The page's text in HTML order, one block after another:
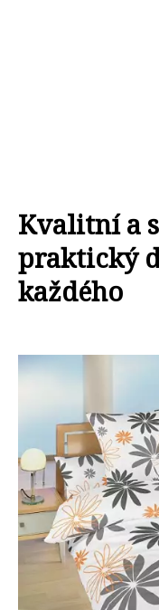
Kvalitní a
praktický
každého